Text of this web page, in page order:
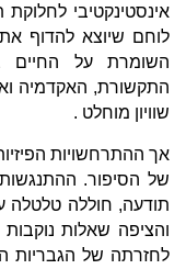
אינסטינקטיבי
לוחם שיוצא להדוף
השומרת על החיים
התקשורת, האקדמיה
שוויון מוחלט .
אך ההתרחשויות
של הסיפור. ההתנגשות
תודעה, חוללה טלטלה
והציפה שאלות
לחזרתה של הגבריות